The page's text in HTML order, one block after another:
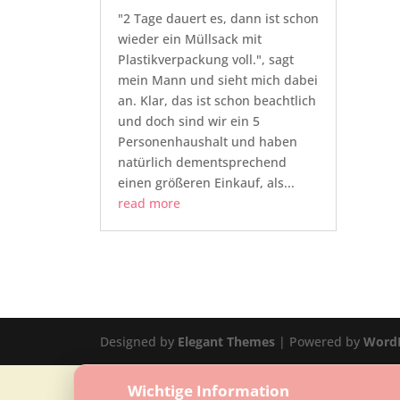
"2 Tage dauert es, dann ist schon
wieder ein Müllsack mit
Plastikverpackung voll.", sagt
mein Mann und sieht mich dabei
an. Klar, das ist schon beachtlich
und doch sind wir ein 5
Personenhaushalt und haben
natürlich dementsprechend
einen größeren Einkauf, als...
read more
Designed by Elegant Themes| Powered by
Wichtige Information